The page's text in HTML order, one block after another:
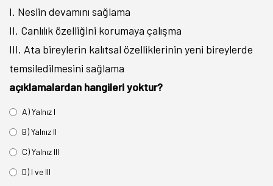
I. Neslin devamını sağlama
II. Canlılık özelliğini korumaya çalışma
III. Ata bireylerin kalıtsal özelliklerinin yeni bireylerde
temsiledilmesini sağlama
açıklamalardan hangileri yoktur?
A) Yalnız I
B) Yalnız II
C) Yalnız III
D) I ve III